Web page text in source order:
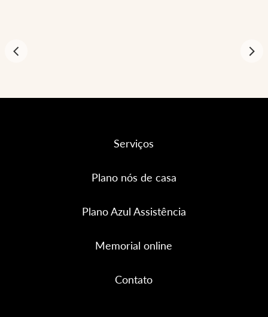
Serviços
Plano nós de casa
Plano Azul Assistência
Memorial online
Contato